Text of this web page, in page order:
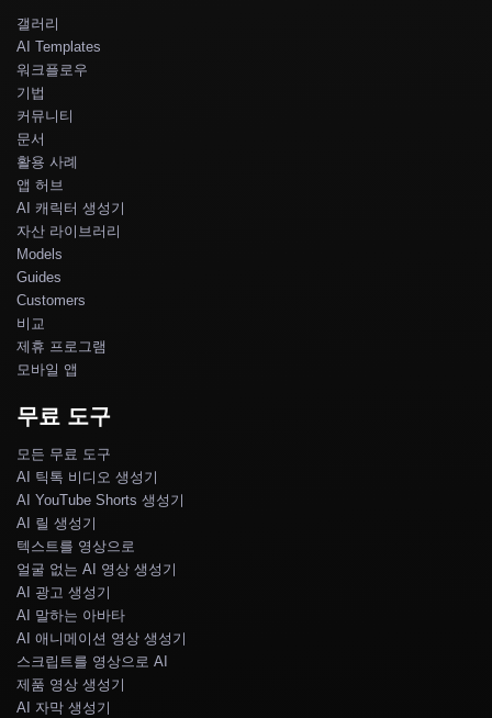
갤러리
AI Templates
워크플로우
기법
커뮤니티
문서
활용 사례
앱 허브
AI 캐릭터 생성기
자산 라이브러리
Models
Guides
Customers
비교
제휴 프로그램
모바일 앱
무료 도구
모든 무료 도구
AI 틱톡 비디오 생성기
AI YouTube Shorts 생성기
AI 릴 생성기
텍스트를 영상으로
얼굴 없는 AI 영상 생성기
AI 광고 생성기
AI 말하는 아바타
AI 애니메이션 영상 생성기
스크립트를 영상으로 AI
제품 영상 생성기
AI 자막 생성기